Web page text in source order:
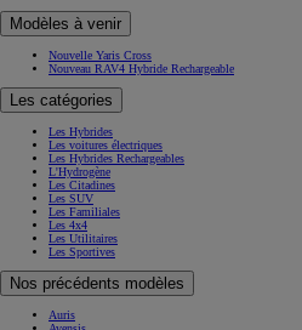
Modèles à venir
Nouvelle Yaris Cross
Nouveau RAV4 Hybride Rechargeable
Les catégories
Les Hybrides
Les voitures électriques
Les Hybrides Rechargeables
L'Hydrogène
Les Citadines
Les SUV
Les Familiales
Les 4x4
Les Utilitaires
Les Sportives
Nos précédents modèles
Auris